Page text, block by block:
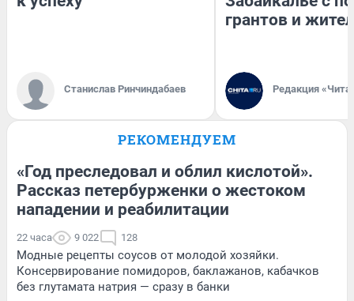
Станислав Ринчиндабаев
грантов и
Редакция
РЕКОМЕНДУЕМ
«Год преследовал и облил кислотой».
Рассказ петербурженки о жестоком
нападении и реабилитации
22 часа 9 022 128
Модные рецепты соусов от молодой хозяйки.
Консервирование помидоров, баклажанов, кабачков
без глутамата натрия — сразу в банки